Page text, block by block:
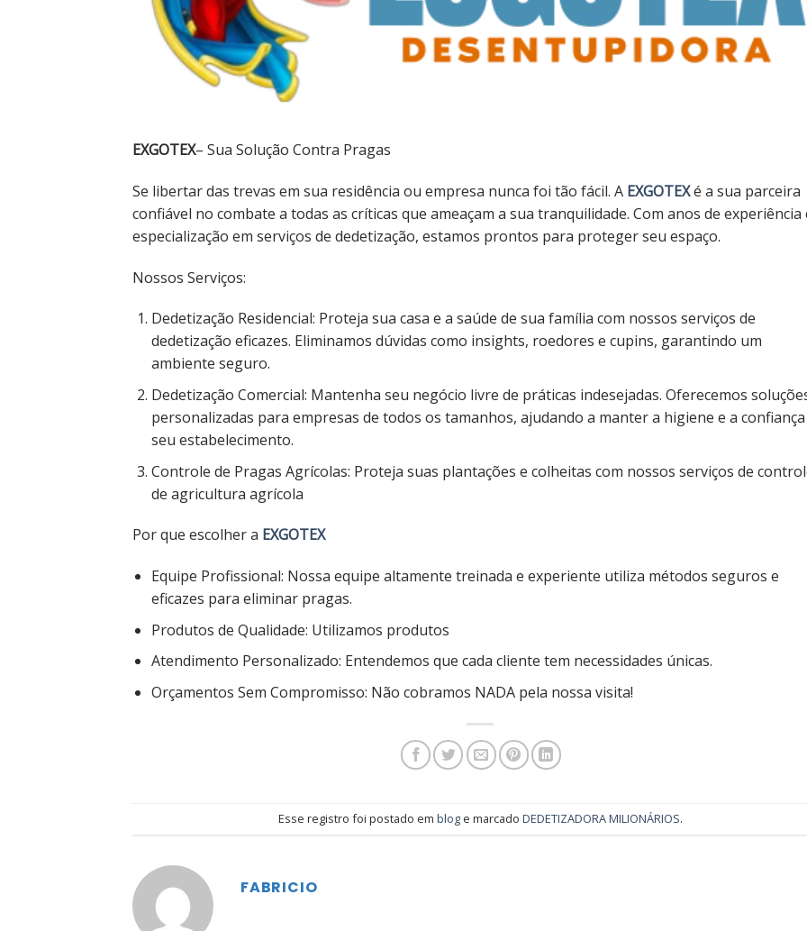
EXGOTEX– Sua Solução Contra Pragas
Se libertar das trevas em sua residência ou empresa nunca foi tão fácil. A EXGOTEXé a sua parceira
confiável no combate a todas as críticas que ameaçam a sua tranquilidade. Com anos de experiência
especialização em serviços de dedetização, estamos prontos para proteger seu espaço.
Nossos Serviços:
Dedetização Residencial: Proteja sua casa e a saúde de sua família com nossos serviços de
dedetização eficazes. Eliminamos dúvidas como insights, roedores e cupins, garantindo um
ambiente seguro.
Dedetização Comercial: Mantenha seu negócio livre de práticas indesejadas. Oferecemos
personalizadas para empresas de todos os tamanhos, ajudando a manter a higiene e a
seu estabelecimento.
Controle de Pragas Agrícolas: Proteja suas plantações e colheitas com nossos serviços de
de agricultura agrícola
Por que escolher a EXGOTEX
Equipe Profissional: Nossa equipe altamente treinada e experiente utiliza métodos seguros e
eficazes para eliminar pragas.
Produtos de Qualidade: Utilizamos produtos
Atendimento Personalizado: Entendemos que cada cliente tem necessidades únicas.
Orçamentos Sem Compromisso: Não cobramos NADA pela nossa visita!
Esse registro foi postado em bloge marcado DEDETIZADORA MILIONÁRIOS.
FABRICIO